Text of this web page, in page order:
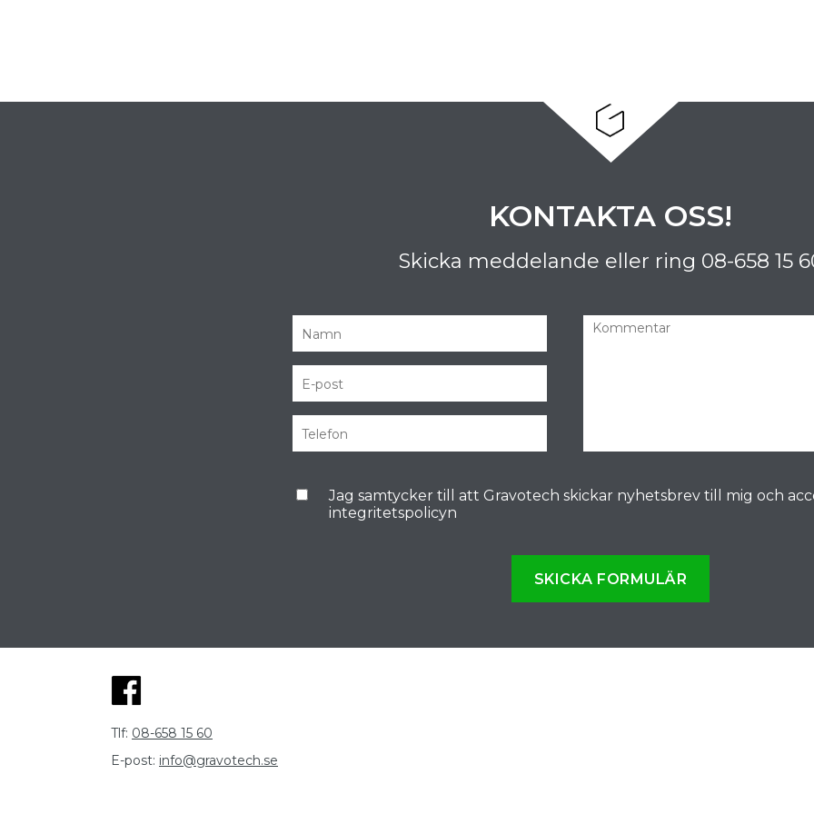
KONTAKTA OSS!
Skicka meddelande eller ring 08-658 15
Jag samtycker till att Gravotech skickar nyhetsbrev till mig och
integritetspolicyn
SKICKA FORMULÄR
Tlf: 08-658 15 60
E-post: info@gravotech.se